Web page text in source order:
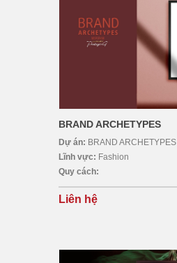
BRAND ARCHETYPES
Dự án: BRAND ARCHETYPES
Lĩnh vực: Fashion
Quy cách:
Liên hệ